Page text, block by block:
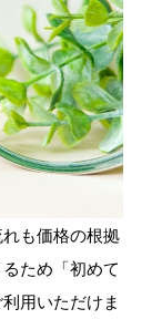
も価格の根拠
ため「初めて
用いただけま